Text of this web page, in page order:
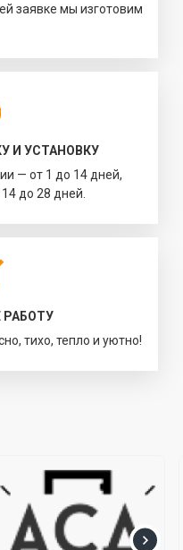
заявке мы изготовим
И УСТАНОВКУ
— от 1 до 14 дней,
до 28 дней.
тихо, тепло и уютно!